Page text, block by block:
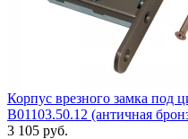
Корпус врезного замка
B01103.50.12 (античная
3 105 руб.